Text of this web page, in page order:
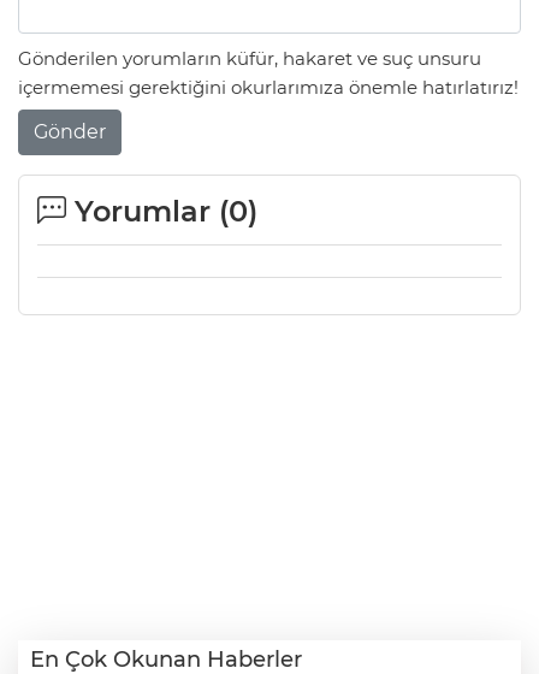
Gönderilen yorumların küfür, hakaret ve suç unsuru
içermemesi gerektiğini okurlarımıza önemle hatırlatırız!
Gönder
Yorumlar (0)
En Çok Okunan Haberler